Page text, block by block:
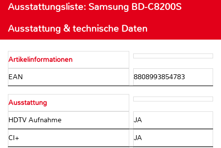
Ausstattungsliste: Samsung BD-C8200S
Ausstattung & technische Daten
Artikelinformationen
EAN 8808993854783
Ausstattung
HDTV Aufnahme JA
CI+ JA